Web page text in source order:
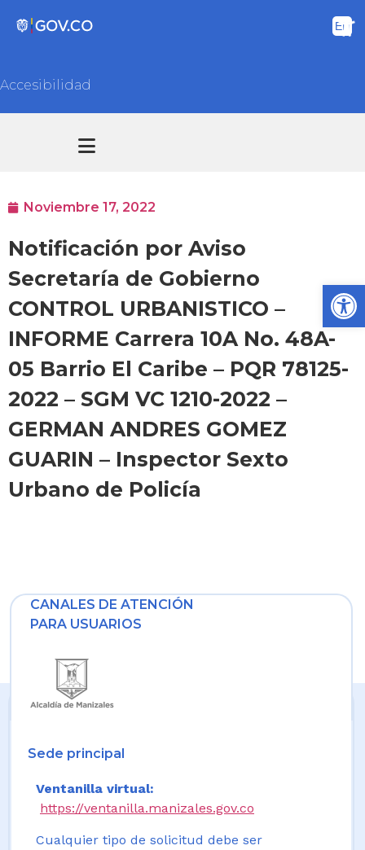
Accesibilidad
Noviembre 17, 2022
Notificación por Aviso
Secretaría de Gobierno
CONTROL URBANISTICO –
INFORME Carrera 10A No. 48A-
05 Barrio El Caribe – PQR 78125-
2022 – SGM VC 1210-2022 –
GERMAN ANDRES GOMEZ
GUARIN – Inspector Sexto
Urbano de Policía
CANALES DE ATENCIÓN
PARA USUARIOS
Sede principal
Ventanilla virtual:
https://ventanilla.manizales.gov.co
Cualquier tipo de solicitud debe ser